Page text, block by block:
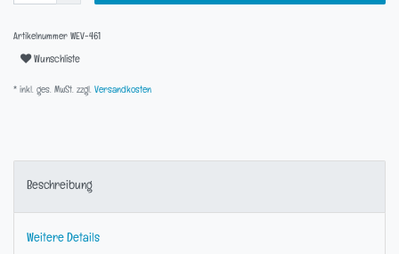
Artikelnummer WEV-461
Wunschliste
* inkl. ges. MwSt. zzgl. Versandkosten
Beschreibung
Weitere Details